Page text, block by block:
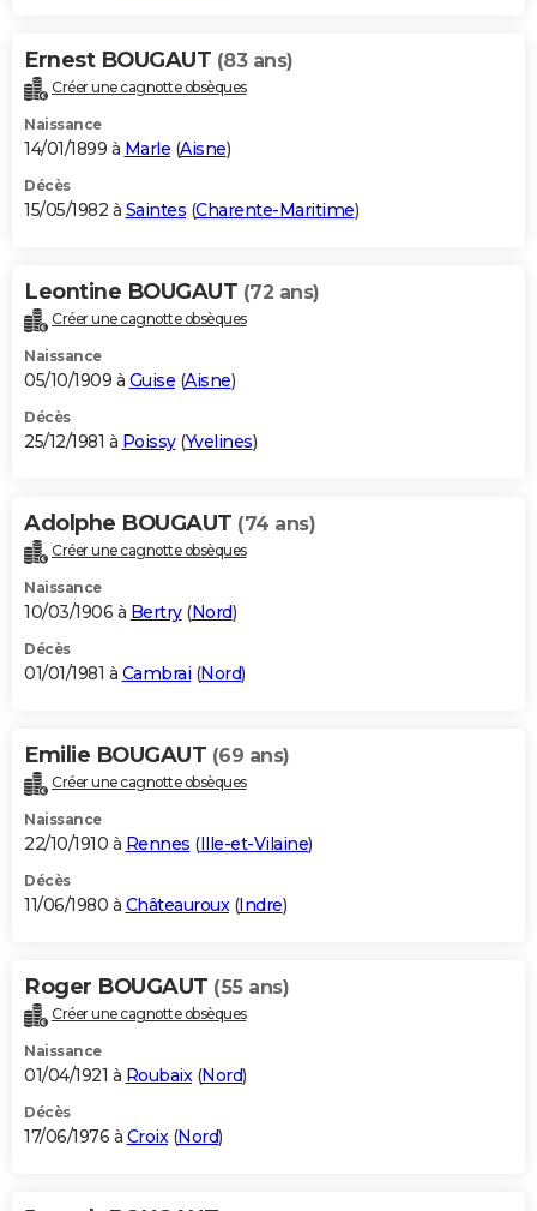
Ernest BOUGAUT (83 ans)
Créer une cagnotte obsèques
Naissance
14/01/1899 à Marle (Aisne)
Décès
15/05/1982 à Saintes (Charente-Maritime)
Leontine BOUGAUT (72 ans)
Créer une cagnotte obsèques
Naissance
05/10/1909 à Guise (Aisne)
Décès
25/12/1981 à Poissy(Yvelines)
Adolphe BOUGAUT (74 ans)
Créer une cagnotte obsèques
Naissance
10/03/1906 à Bertry(Nord)
Décès
01/01/1981 à Cambrai (Nord)
Emilie BOUGAUT (69 ans)
Créer une cagnotte obsèques
Naissance
22/10/1910 à Rennes (Ille-et-Vilaine)
Décès
11/06/1980 à Châteauroux(Indre)
Roger BOUGAUT (55 ans)
Créer une cagnotte obsèques
Naissance
01/04/1921 à Roubaix(Nord)
Décès
17/06/1976 à Croix(Nord)